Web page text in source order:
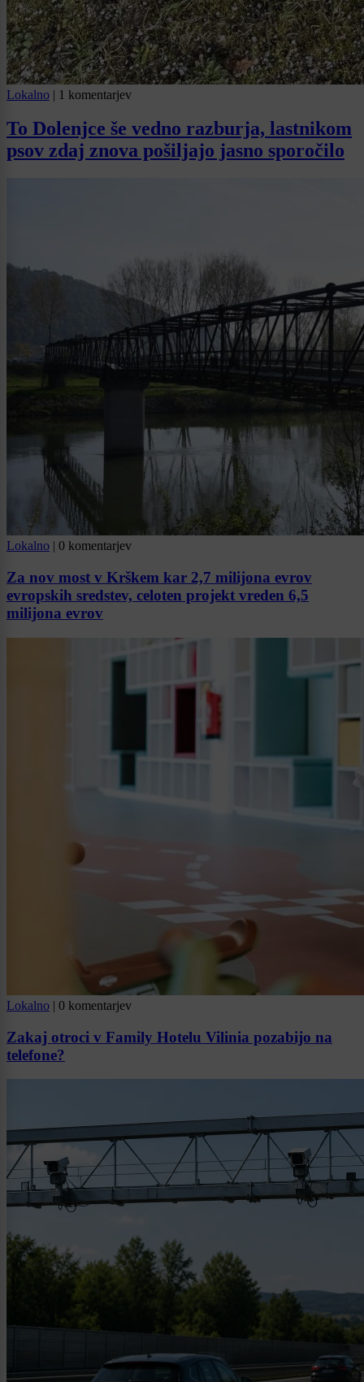
Lokalno | 1 komentarjev
To Dolenjce še vedno razburja, lastnikom
psov zdaj znova pošiljajo jasno sporočilo
Lokalno | 0 komentarjev
Za nov most v Krškem kar 2,7 milijona evrov
evropskih sredstev, celoten projekt vreden 6,5
milijona evrov
Lokalno | 0 komentarjev
Zakaj otroci v Family Hotelu Vilinia pozabijo na
telefone?